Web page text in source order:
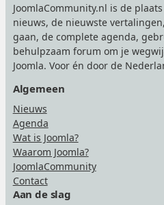
JoomlaCommunity.nl is de
nieuws, de nieuwste
gaan, de complete agenda,
behulpzaam forum om je
Joomla. Voor én door de
Algemeen
Nieuws
Agenda
Wat is Joomla?
Waarom Joomla?
JoomlaCommunity
Contact
Aan de slag